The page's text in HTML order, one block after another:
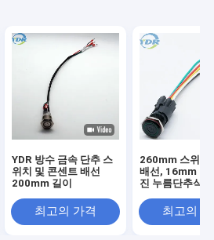
YDR 방수 금속 단추 스
위치 및 콘센트 배선
200mm 길이
최고의 가격
260mm 스위치
배선, 16mm 구
진 누름단추식
최고의